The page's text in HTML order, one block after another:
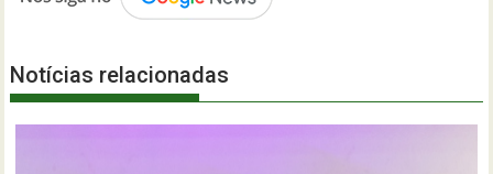
Notícias relacionadas